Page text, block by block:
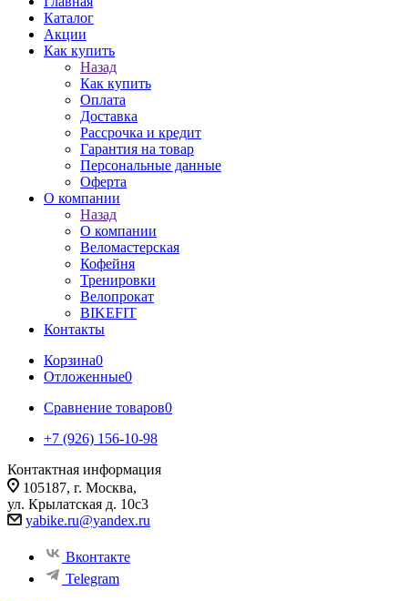
Каталог
Акции
Как купить
Назад
Как купить
Оплата
Доставка
Рассрочка и кредит
Гарантия на товар
Персональные данные
Оферта
О компании
Назад
О компании
Веломастерская
Кофейня
Тренировки
Велопрокат
BIKEFIT
Контакты
Корзина0
Отложенные0
Сравнение товаров0
+7 (926) 156-10-98
Контактная информация
105187, г. Москва,
ул. Крылатская д. 10с3
yabike.ru@yandex.ru
Вконтакте
Telegram